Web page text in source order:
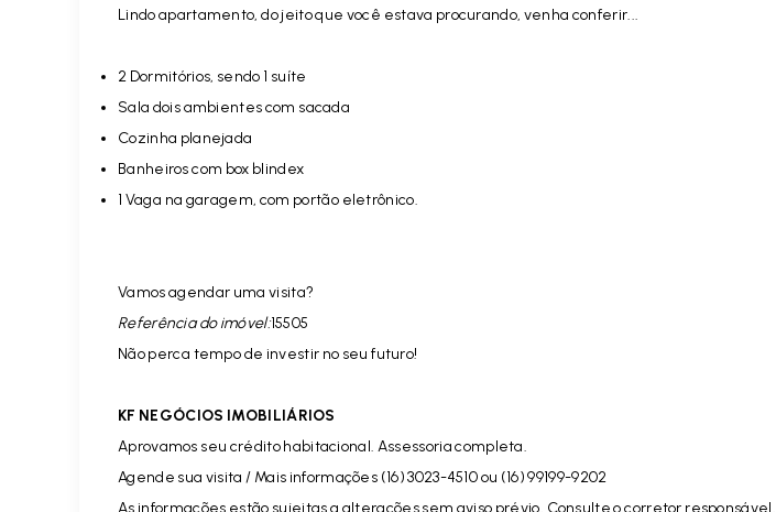
Lindo apartamento, do jeito que você estava procurando, venha conferir...
2 Dormitórios, sendo 1 suíte
Sala dois ambientes com sacada
Cozinha planejada
Banheiros com box blindex
1 Vaga na garagem, com portão eletrônico.
Vamos agendar uma visita?
Referência do imóvel:15505
Não perca tempo de investir no seu futuro!
KF NEGÓCIOS IMOBILIÁRIOS
Aprovamos seu crédito habitacional. Assessoria completa.
Agende sua visita / Mais informações (16) 3023-4510 ou (16) 99199-9202
As informações estão sujeitas a alterações sem aviso prévio. Consulte o corretor responsável.